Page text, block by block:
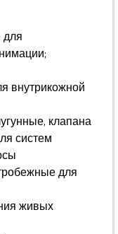
внутрикожной
клапана
систем
для
живых